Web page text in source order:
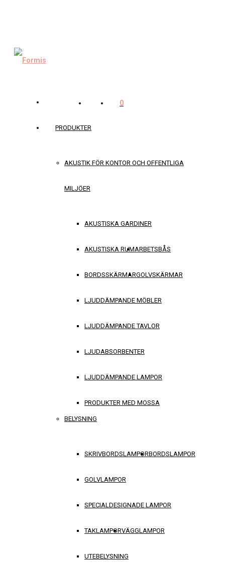
PRODUKTER
AKUSTIK FÖR KONTOR OCH OFFENTLIGA
MILJÖER
AKUSTISKA GARDINER
AKUSTISKA RUMARBETSBÅS
BORDSSKÄRMARGOLVSKÄRMAR
LJUDDÄMPANDE MÖBLER
LJUDDÄMPANDE TAVLOR
LJUDABSORBENTER
LJUDDÄMPANDE LAMPOR
PRODUKTER MED MOSSA
BELYSNING
SKRIVBORDSLAMPORBORDSLAMPOR
GOLVLAMPOR
SPECIALDESIGNADE LAMPOR
TAKLAMPORVÄGGLAMPOR
UTEBELYSNING
0